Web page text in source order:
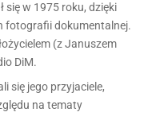
się w 1975 roku, dzięki
fotografii dokumentalnej.
(z Januszem
DiM.
się jego przyjaciele,
na tematy